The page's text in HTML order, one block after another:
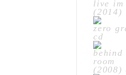
live im
(2014)
zero
cd
behind
room
(2008)